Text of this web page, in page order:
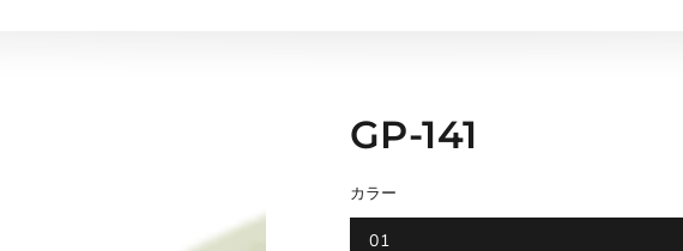
GP-141
カラー
01